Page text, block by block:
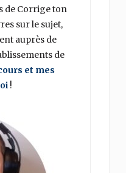
de Corrige ton
sur le sujet,
auprès de
de
et mes
!